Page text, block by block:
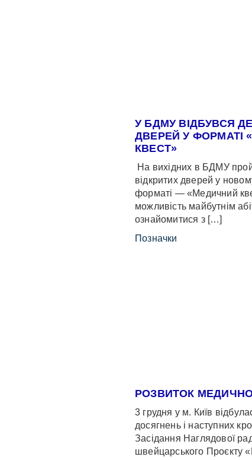
У БДМУ ВІДБУВСЯ
ДВЕРЕЙ У ФОРМАТІ
КВЕСТ»
На вихідних в БДМУ
відкритих дверей у
форматі — «Медичний
можливість майбутнім
ознайомитися з […]
Позначки
РОЗВИТОК
3 грудня у м. Київ
досягнень і наступних
Засідання Наглядової
швейцарського Проєкту